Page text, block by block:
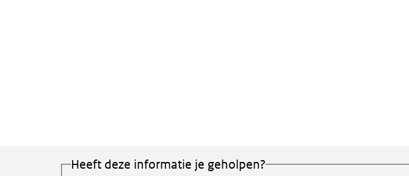
Heeft deze informatie je geholpen?